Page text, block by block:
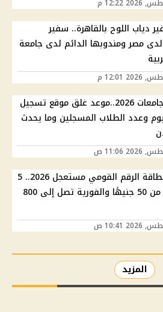
دياب اللوح بالقاهرة.. سفير
مصر ومندوبها الدائم لدى جامعة
تنسيق الجامعات 2026..موعد غلق موقع تسجيل
وعدد الطلاب المسجلين وما يحدث
استخراج بطاقة الرقم القومي مستعجل 2026.. 5
فئات تبدأ من 50 جنيهًا والفورية تصل إلى 800
المزيد